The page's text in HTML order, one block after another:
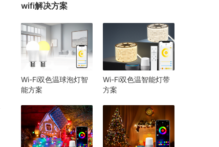
wifi解决方案
Wi-Fi双色温球泡灯智
能方案
Wi-Fi双色温智能灯带
方案